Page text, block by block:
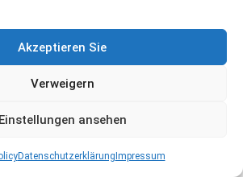
Akzeptieren Sie
Verweigern
Einstellungen ansehen
Datenschutzerklärung Impressum